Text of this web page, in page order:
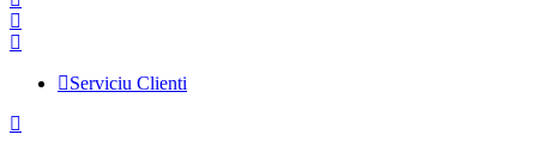
Serviciu Clienti